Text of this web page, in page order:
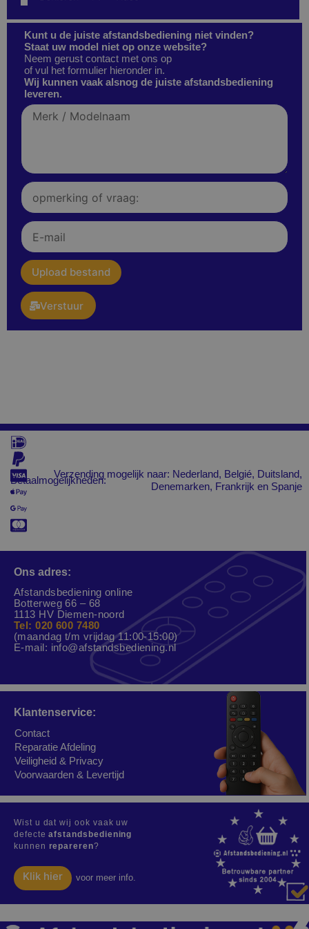
Kunt u de juiste afstandsbediening niet vinden?
Staat uw model niet op onze website?
Neem gerust contact met ons op
of vul het formulier hieronder in.
Wij kunnen vaak alsnog de juiste afstandsbediening
leveren.
Merk
Opmerking
of
vraag:
E-
mail
upload
Upload bestand
Verstuur
Betaalmogelijkheden:
Verzending mogelijk naar: Nederland, Belgié, Duitsland,
Denemarken, Frankrijk en Spanje
Ons adres:
Afstandsbediening online
Botterweg 66 – 68
1113 HV Diemen-noord
Tel: 020 600 7480
(maandag t/m vrijdag 11:00-15:00)
E-mail: info@afstandsbediening.nl
Klantenservice:
Contact
Reparatie Afdeling
Veiligheid & Privacy
Voorwaarden & Levertijd
Wist u dat wij ook vaak uw
defecteafstandsbediening
kunnen repareren?
Klik hier voor meer info.